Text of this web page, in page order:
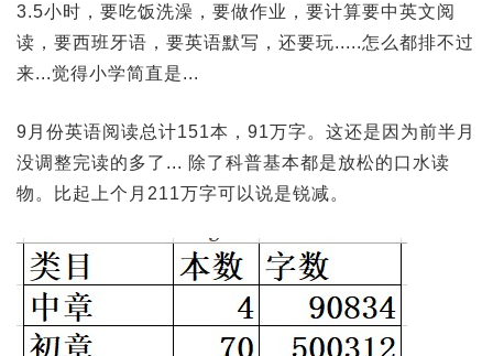
3.5小时，要吃饭洗澡，要做作业，要计算要中英文阅
读，要西班牙语，要英语默写，还要玩.....怎么都排不过
来...觉得小学简直是...
9月份英语阅读总计151本，91万字。这还是因为前半月
没调整完读的多了... 除了科普基本都是放松的口水读
物。比起上个月211万字可以说是锐减。